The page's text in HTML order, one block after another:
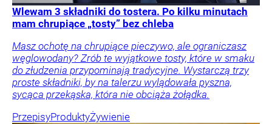
Wlewam 3 składniki do tostera. Po kilku minutach
mam chrupiące „tosty” bez chleba
Masz ochotę na chrupiące pieczywo, ale ograniczasz
węglowodany? Zrób te wyjątkowe tosty, które w smaku
do złudzenia przypominają tradycyjne. Wystarczą trzy
proste składniki, by na talerzu wylądowała pyszna,
sycąca przekąska, która nie obciąża żołądka.
PrzepisyProduktyŻywienie